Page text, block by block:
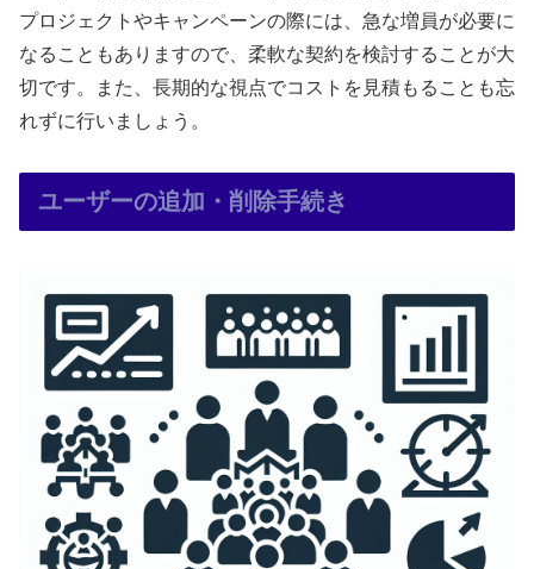
プロジェクトやキャンペーンの際には、急な増員が必要に
なることもありますので、柔軟な契約を検討することが大
切です。また、長期的な視点でコストを見積もることも忘
れずに行いましょう。
ユーザーの追加・削除手続き